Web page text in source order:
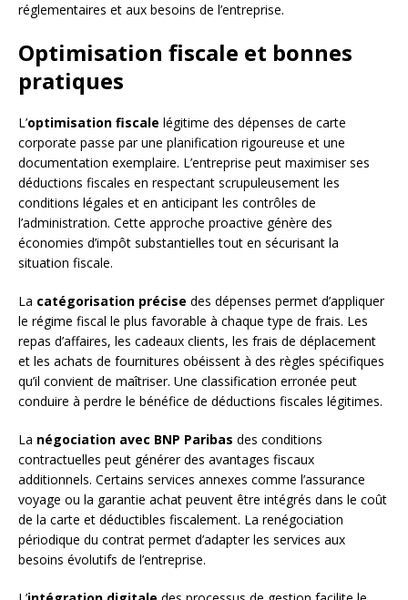
réglementaires et aux besoins de l’entreprise.
Optimisation fiscale et bonnes
pratiques
L’optimisation fiscale légitime des dépenses de carte
corporate passe par une planification rigoureuse et une
documentation exemplaire. L’entreprise peut maximiser ses
déductions fiscales en respectant scrupuleusement les
conditions légales et en anticipant les contrôles de
l’administration. Cette approche proactive génère des
économies d’impôt substantielles tout en sécurisant la
situation fiscale.
La catégorisation précise des dépenses permet d’appliquer
le régime fiscal le plus favorable à chaque type de frais. Les
repas d’affaires, les cadeaux clients, les frais de déplacement
et les achats de fournitures obéissent à des règles spécifiques
qu’il convient de maîtriser. Une classification erronée peut
conduire à perdre le bénéfice de déductions fiscales légitimes.
La négociation avec BNP Paribas des conditions
contractuelles peut générer des avantages fiscaux
additionnels. Certains services annexes comme l’assurance
voyage ou la garantie achat peuvent être intégrés dans le coût
de la carte et déductibles fiscalement. La renégociation
périodique du contrat permet d’adapter les services aux
besoins évolutifs de l’entreprise.